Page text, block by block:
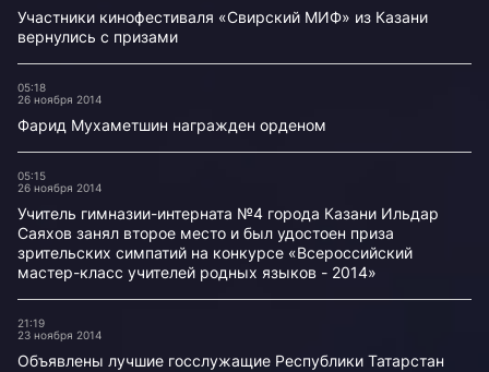
Участники кинофестиваля «Свирский МИФ» из Казани
вернулись с призами
05:18
26 ноября 2014
Фарид Мухаметшин награжден орденом
05:15
26 ноября 2014
Учитель гимназии-интерната №4 города Казани Ильдар
Саяхов занял второе место и был удостоен приза
зрительских симпатий на конкурсе «Всероссийский
мастер-класс учителей родных языков - 2014»
21:19
23 ноября 2014
Объявлены лучшие госслужащие Республики Татарстан